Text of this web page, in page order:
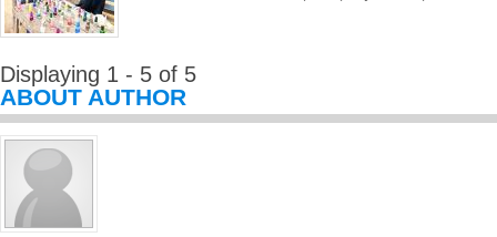
Displaying 1 - 5 of 5
ABOUT AUTHOR